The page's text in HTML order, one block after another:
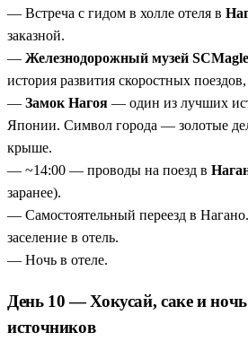
— Встреча с гидом в холле отеля в
заказной.
— Железнодорожный музей
история развития скоростных
— Замок Нагоя — один из лучших
Японии. Символ города — золотые
крыше.
— ~14:00 — проводы на поезд в
заранее).
— Самостоятельный переезд в
заселение в отель.
— Ночь в отеле.
День 10 — Хокусай, саке и
источников